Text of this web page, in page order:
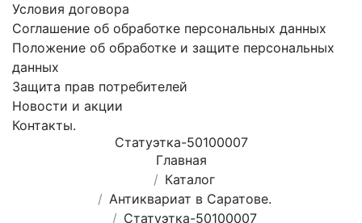
Условия договора
Соглашение об обработке персональных данных
Положение об обработке и защите персональных
данных
Защита прав потребителей
Новости и акции
Контакты.
Статуэтка-50100007
Главная
Каталог
Антиквариат в Саратове.
Статуэтка-50100007